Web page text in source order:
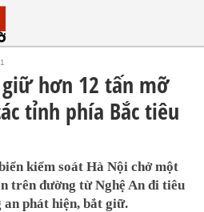
hơn 12 tấn mỡ
tỉnh phía Bắc tiêu
kiểm soát Hà Nội chở một
trên đường từ Nghệ An đi tiêu
phát hiện, bắt giữ.